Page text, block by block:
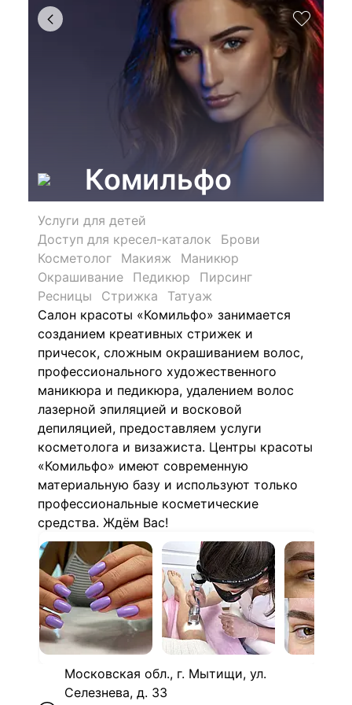
Комильфо
Услуги для детей
Доступ для кресел-каталок
Брови
Косметолог
Макияж
Маникюр
Окрашивание
Педикюр
Пирсинг
Ресницы
Стрижка
Татуаж
Салон красоты «Комильфо» занимается
созданием креативных стрижек и
причесок, сложным окрашиванием волос,
профессионального художественного
маникюра и педикюра, удалением волос
лазерной эпиляцией и восковой
депиляцией, предоставляем услуги
косметолога и визажиста. Центры красоты
«Комильфо» имеют современную
материальную базу и используют только
профессиональные косметические
средства. Ждём Вас!
Московская обл., г. Мытищи, ул.
Селезнева, д. 33